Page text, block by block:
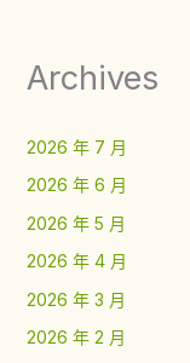
Archives
2026 年 7 月
2026 年 6 月
2026 年 5 月
2026 年 4 月
2026 年 3 月
2026 年 2 月